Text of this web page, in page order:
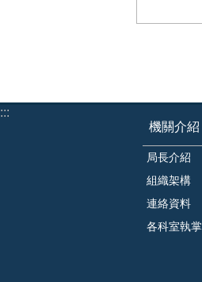
:::
機關介紹
局長介紹
組織架構
連絡資料
各科室執掌